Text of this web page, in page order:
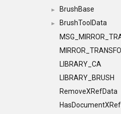
► BrushBase
►
BrushToolData
LIBRARY_CA
LIBRARY_BRUSH
RemoveXRefData